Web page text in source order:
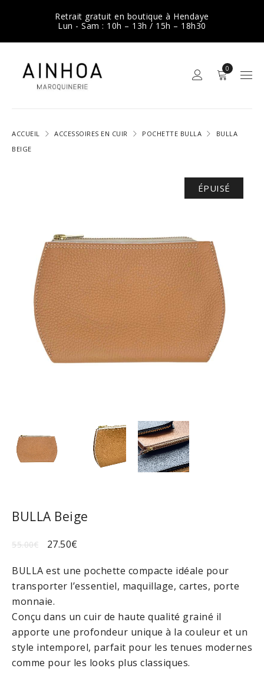
Retrait gratuit en boutique à Hendaye
Lun - Sam : 10h – 13h / 15h – 18h30
0
ACCUEIL ACCESSOIRES EN CUIR POCHETTE BULLA
BULLA
BEIGE
ÉPUISÉ
BULLA Beige
55.00€ 27.50€
BULLA est une pochette compacte idéale pour
transporter l’essentiel, maquillage, cartes, porte
monnaie.
Conçu dans un cuir de haute qualité grainé il
apporte une profondeur unique à la couleur et un
style intemporel, parfait pour les tenues modernes
comme pour les looks plus classiques.